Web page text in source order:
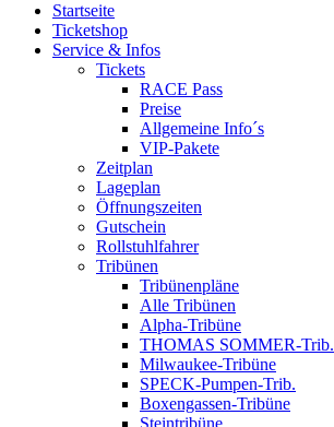
Startseite
Ticketshop
Service & Infos
Tickets
RACE Pass
Preise
Allgemeine Info´s
VIP-Pakete
Zeitplan
Lageplan
Öffnungszeiten
Gutschein
Rollstuhlfahrer
Tribünen
Tribünenpläne
Alle Tribünen
Alpha-Tribüne
THOMAS SOMMER-Trib.
Milwaukee-Tribüne
SPECK-Pumpen-Trib.
Boxengassen-Tribüne
Steintribüne